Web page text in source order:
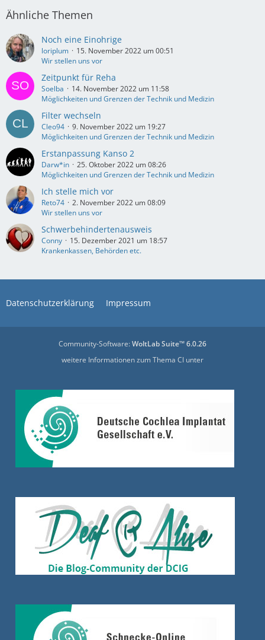
Ähnliche Themen
Noch eine Einohrige
loriplum
15. November 2022 um 00:51
Wir stellen uns vor
Zeitpunkt für Reha
Soelba
14. November 2022 um 11:58
Möglichkeiten und Grenzen der Technik und Medizin
Filter wechseln
Cleo94
9. November 2022 um 19:27
Möglichkeiten und Grenzen der Technik und Medizin
Erstanpassung Kanso 2
Darw*in
25. Oktober 2022 um 08:26
Möglichkeiten und Grenzen der Technik und Medizin
Ich stelle mich vor
Reto74
2. November 2022 um 08:09
Wir stellen uns vor
Schwerbehindertenausweis
Conny
15. Dezember 2021 um 18:57
Krankenkassen, Behörden etc.
Datenschutzerklärung Impressum
Community-Software:WoltLab Suite™ 6.0.26
weitere Informationen zum Thema CI unter